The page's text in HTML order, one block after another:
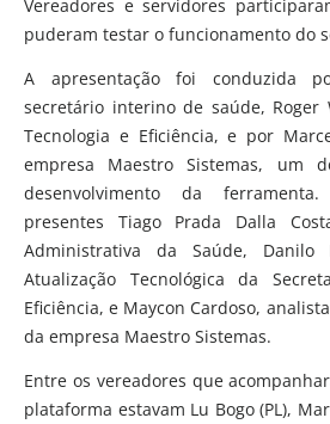
Vereadores e servidores
puderam testar o funcionamento do
A apresentação foi conduzida
secretário interino de saúde, Roger
Tecnologia e Eficiência, e por
empresa Maestro Sistemas, um
desenvolvimento da
presentes Tiago Prada Dalla
Administrativa da Saúde,
Atualização Tecnológica da
Eficiência, e Maycon Cardoso,
da empresa Maestro Sistemas.
Entre os vereadores que
plataforma estavam Lu Bogo (PL),